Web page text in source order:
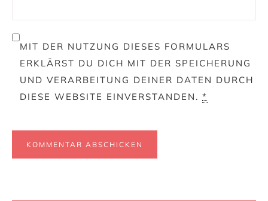
MIT DER NUTZUNG DIESES FORMULARS
ERKLÄRST DU DICH MIT DER SPEICHERUNG
UND VERARBEITUNG DEINER DATEN DURCH
DIESE WEBSITE EINVERSTANDEN. *